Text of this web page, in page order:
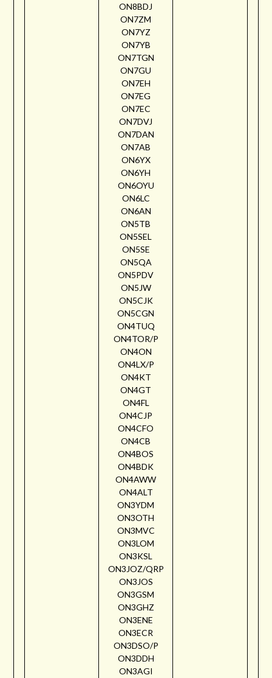
ON8BDJ
ON7ZM
ON7YZ
ON7YB
ON7TGN
ON7GU
ON7EH
ON7EG
ON7EC
ON7DVJ
ON7DAN
ON7AB
ON6YX
ON6YH
ON6OYU
ON6LC
ON6AN
ON5TB
ON5SEL
ON5SE
ON5QA
ON5PDV
ON5JW
ON5CJK
ON5CGN
ON4TUQ
ON4TOR/P
ON4ON
ON4LX/P
ON4KT
ON4GT
ON4FL
ON4CJP
ON4CFO
ON4CB
ON4BOS
ON4BDK
ON4AWW
ON4ALT
ON3YDM
ON3OTH
ON3MVC
ON3LOM
ON3KSL
ON3JOZ/QRP
ON3JOS
ON3GSM
ON3GHZ
ON3ENE
ON3ECR
ON3DSO/P
ON3DDH
ON3AGI